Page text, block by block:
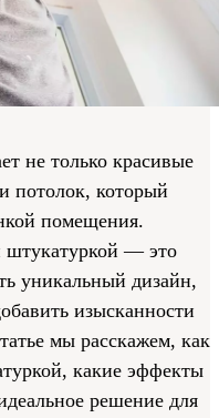
не только красивые
потолок, который
помещения.
штукатуркой — это
уникальный дизайн,
изысканности
мы расскажем, как
какие эффекты
решение для